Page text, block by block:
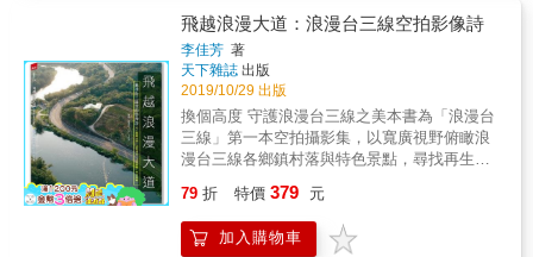
珍藝術創作者 張哲生｜懷舊達人 森爸｜Leica
Akademie 大中華區官方講師 鄭鴻展｜微縮藝
術家 （按筆劃排序）
步步覺察著自然的無常，提醒我們好好愛護自
己腳下的土地。也許，正如同齊柏林所自述：
「讓美麗的與缺憾的，同時存在一個空間，這
是真實的世界，也是真實的人生。」而這本攝
影集中所有關於土地的美麗與缺憾，在時間的
淘洗之下，伴隨著他的離去，都將漸漸打磨成
人們心中無限的美好與喟嘆，一張張動人的照
片，也將永恆地閃耀著動人的曖曖光芒。「我
叫齊柏林，我只拍台灣，因為我跟台灣的土
阿乾，宏宇，謝芝芬，小蟲，白安，黃裕翔，
巴奈，蒼蠅，文姝，ALBERT，呆大衛，麥
可，小菜，李焯雄，蕭青陽，?瘦肉仙女，游醫
生，Tony，陳玉慧，Joanna，劉大強，培華，
玫熹，易桀齊，伍冠諺，小布，Ruby，恬
欣......等二百八十多位朋友。
目睹作者耗時15年行腳林間，步步尋訪的人文
飛越浪漫大道：浪漫台三線空拍影像詩
李佳芳 著
天下雜誌 出版
2019/10/29 出版
換個高度 守護浪漫台三線之美本書為「浪漫台
三線」第一本空拍攝影集，以寬廣視野俯瞰浪
漫台三線各鄉鎮村落與特色景點，尋找再生的
客家傳承在此生生不息，邀請人們對浪漫台三
線產生共鳴與守護的願力。多層次解讀：溫柔
蔥鬱的樹林、秀美蜿蜒的溪流、波光瀲灩的湖
79 折 特價 379 元
加入購物車